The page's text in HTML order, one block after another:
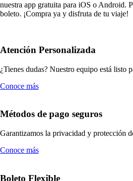
nuestra app gratuita para iOS o Android.
boleto. ¡Compra ya y disfruta de tu viaje!
Atención Personalizada
¿Tienes dudas? Nuestro equipo está listo
Conoce más
Métodos de pago seguros
Garantizamos la privacidad y protección
Conoce más
Boleto Flexible